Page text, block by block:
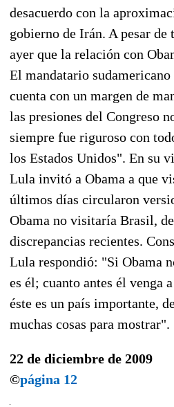
desacuerdo con la
gobierno de Irán. A pesar
ayer que la relación con
El mandatario sudamericano
cuenta con un margen de
las presiones del Congreso
siempre fue riguroso con
los Estados Unidos". En su
Lula invitó a Obama a que
últimos días circularon
Obama no visitaría Brasil,
discrepancias recientes.
Lula respondió: "Si Obama
es él; cuanto antes él venga
éste es un país importante,
muchas cosas para mostrar".
22 de diciembre de 2009
©página 12